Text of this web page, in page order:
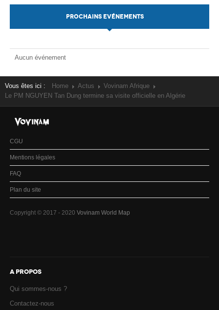
PROCHAINS EVÉNEMENTS
Aucun événement
Vous êtes ici : Home Actus
Vovinam Afrique
Le PM NGUYEN Tan Dung termine sa visite officielle en Algérie
CGU
Mentions légales
FAQ
Plan du site
Copyright © 2017 - 2020 Vovinam World Map
A PROPOS
Qui sommes-nous ?
Contactez-nous